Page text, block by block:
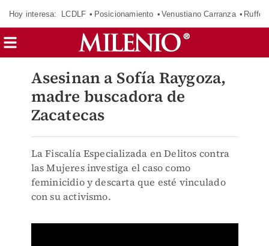
Hoy interesa: LCDLF Posicionamiento Venustiano Carranza Ruffo
Asesinan a Sofía Raygoza,
madre buscadora de
Zacatecas
La Fiscalía Especializada en Delitos contra
las Mujeres investiga el caso como
feminicidio y descarta que esté vinculado
con su activismo.